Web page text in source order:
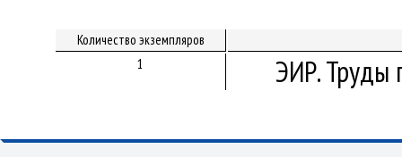
Количество экземпляров
1
ЭИР. Труды